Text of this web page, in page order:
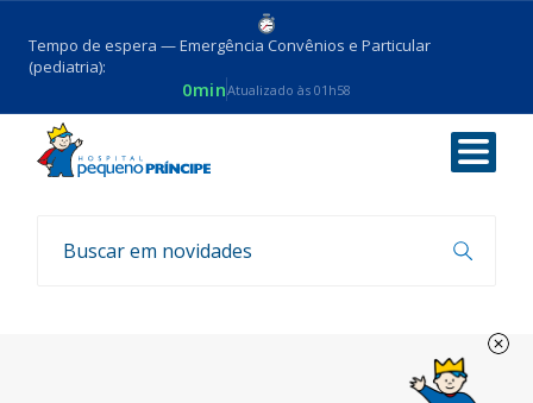
Tempo de espera — Emergência Convênios e Particular
(pediatria):
0minAtualizado às 01h58
Voltar
Fala, Doutor